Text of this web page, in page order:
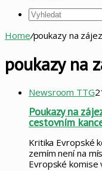
Home/poukazy na
poukazy na
Newsroom TTG
Poukazy na
cestovním
Kritika Evropské
zemím není na
Evropské komise